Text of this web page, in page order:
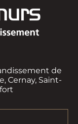
de
Cernay, Saint-